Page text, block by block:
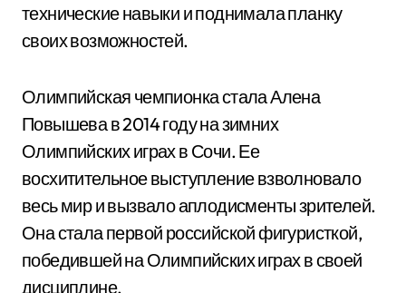
технические навыки и поднимала планку
своих возможностей.
Олимпийская чемпионка стала Алена
Повышева в 2014 году на зимних
Олимпийских играх в Сочи. Ее
восхитительное выступление взволновало
весь мир и вызвало аплодисменты зрителей.
Она стала первой российской фигуристкой,
победившей на Олимпийских играх в своей
дисциплине.